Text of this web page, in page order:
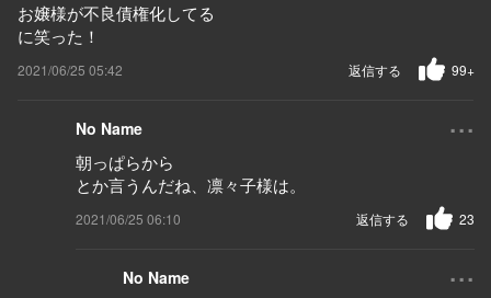
お嬢様が不良債権化してる
に笑った！
2021/06/25 05:42 99+
返信する
No Name ...
朝っぱらから
とか言うんだね、凛々子様は。
2021/06/25 06:10 23
返信する
No Name ...